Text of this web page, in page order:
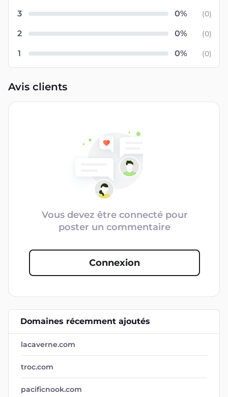
3 (0)
2 (0)
1 (0)
Avis clients
Vous devez être connecté pour
poster un commentaire
Connexion
Domaines récemment ajoutés
lacaverne.com
troc.com
pacificnook.com